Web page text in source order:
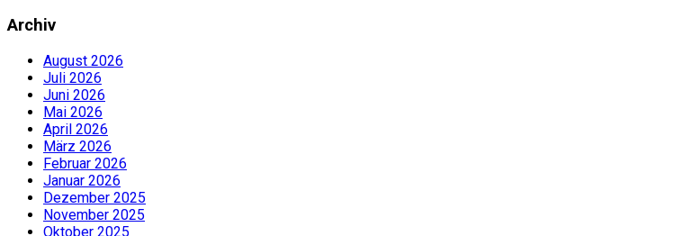
Archiv
August 2026
Juli 2026
Juni 2026
Mai 2026
April 2026
März 2026
Februar 2026
Januar 2026
Dezember 2025
November 2025
Oktober 2025